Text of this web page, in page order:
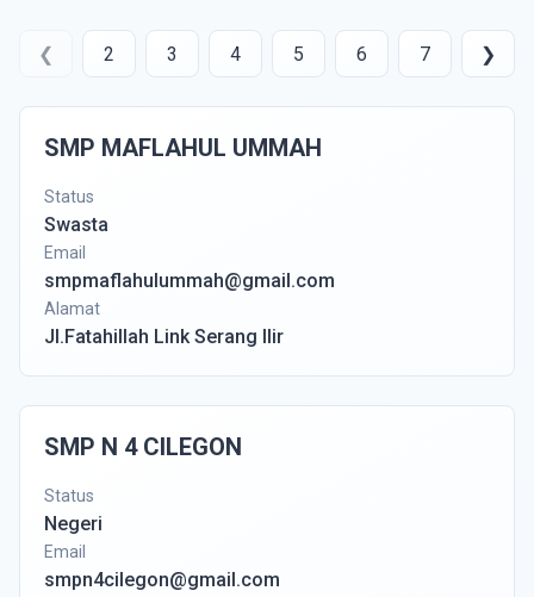
❮ 2 3 4 5 6 7 ❯
SMP MAFLAHUL UMMAH
Status
Swasta
Email
smpmaflahulummah@gmail.com
Alamat
Jl.Fatahillah Link Serang Ilir
SMP N 4 CILEGON
Status
Negeri
Email
smpn4cilegon@gmail.com